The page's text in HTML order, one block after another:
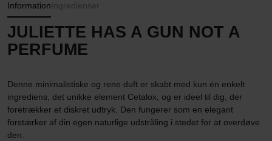
Information Ingredienser
JULIETTE HAS A GUN NOT A
PERFUME
Denne minimalistiske og rene duft er skabt med kun én enkelt
ingrediens, det unikke element Cetalox, og er ideel til dig, der
foretrækker et diskret udtryk. Den fungerer som en elegant
forstærker af din egen naturlige udstråling i stedet for at overdøve
den.